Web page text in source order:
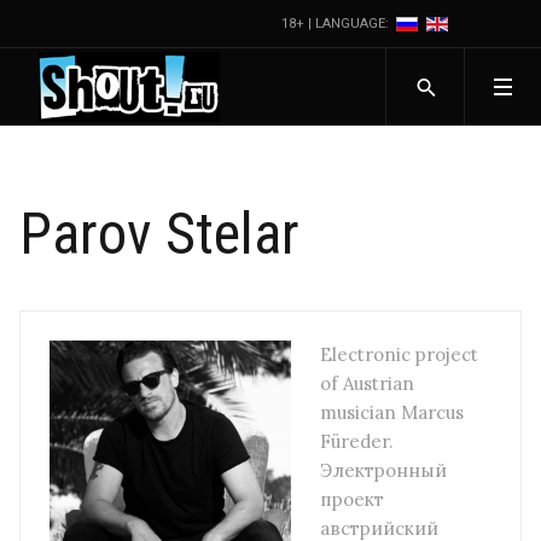
18+ | LANGUAGE:
Parov Stelar
Electronic project
of Austrian
musician Marcus
Füreder.
Электронный
проект
австрийский